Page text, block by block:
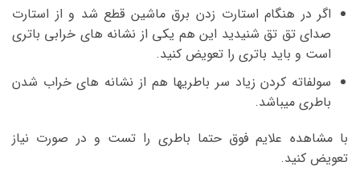
اگر در هنگام استارت زدن برق ماشین قطع شد و از استارت
صدای تق تق شنیدید این هم یکی از نشانه های خرابی باتری
است و باید باتری را تعویض کنید.
سولفاته کردن زیاد سر باطریها هم از نشانه های خراب شدن
باطری میباشد.
با مشاهده علایم فوق حتما باطری را تست و در صورت نیاز
تعویض کنید.